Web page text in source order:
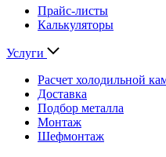
Прайс-листы
Калькуляторы
Услуги
Расчет холодильной
Доставка
Подбор металла
Монтаж
Шефмонтаж